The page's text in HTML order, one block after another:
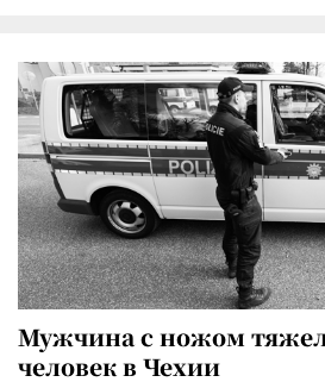
Мужчина с ножом
человек в Чехии